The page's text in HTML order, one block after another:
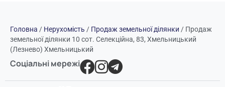
Головна / Нерухомість / Продаж земельної ділянки / Продаж
земельної ділянки 10 сот. Селекційна, 83, Хмельницький
(Лезнево) Хмельницький
Соціальні мережі